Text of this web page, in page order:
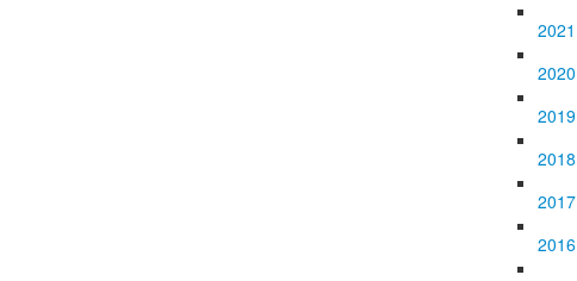
2021
2020
2019
2018
2017
2016